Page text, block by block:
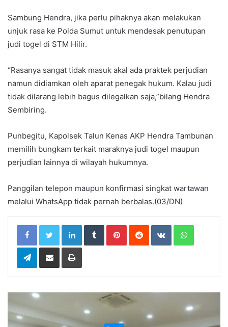
Sambung Hendra, jika perlu pihaknya akan melakukan
unjuk rasa ke Polda Sumut untuk mendesak penutupan
judi togel di STM Hilir.
“Rasanya sangat tidak masuk akal ada praktek perjudian
namun didiamkan oleh aparat penegak hukum. Kalau judi
tidak dilarang lebih bagus dilegalkan saja,”bilang Hendra
Sembiring.
Punbegitu, Kapolsek Talun Kenas AKP Hendra Tambunan
memilih bungkam terkait maraknya judi togel maupun
perjudian lainnya di wilayah hukumnya.
Panggilan telepon maupun konfirmasi singkat wartawan
melalui WhatsApp tidak pernah berbalas.(03/DN)
LinkedIn Tumblr Pinterest Reddit VKontakte
Telegram Print
Daerah